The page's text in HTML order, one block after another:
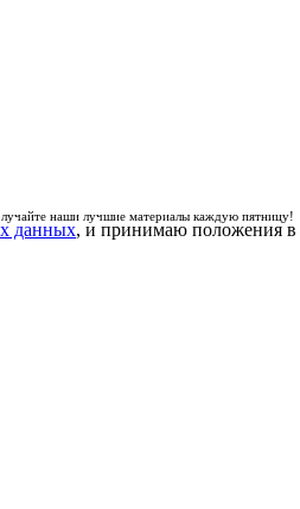
данных, и принимаю положения в
наши лучшие материалы каждую пятницу!